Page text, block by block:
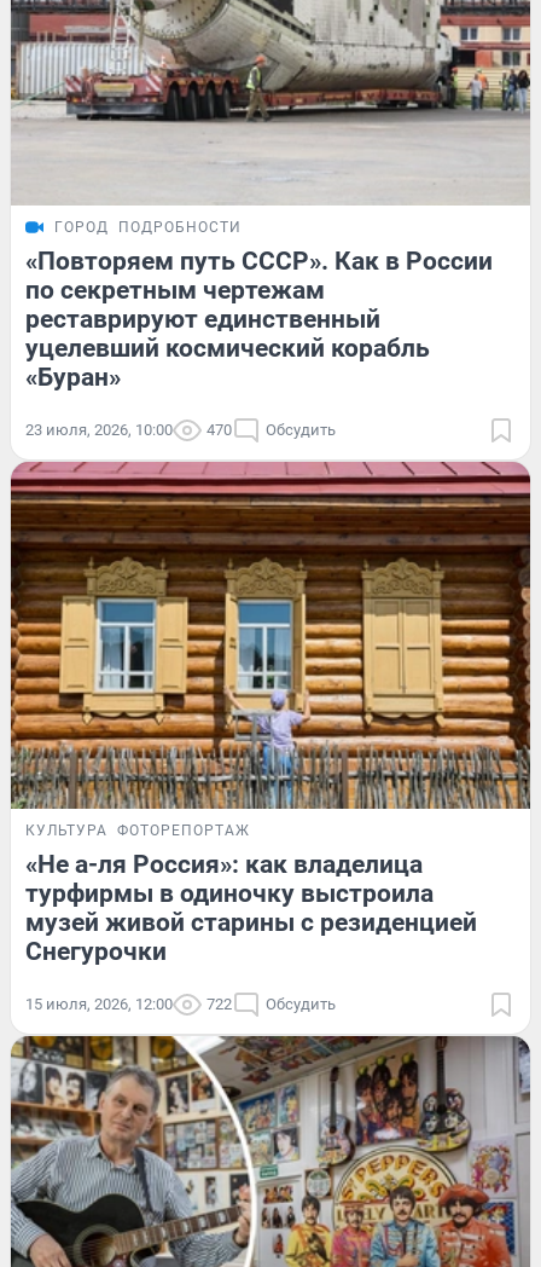
ГОРОД ПОДРОБНОСТИ
«Повторяем путь СССР». Как в России
по секретным чертежам
реставрируют единственный
уцелевший космический корабль
«Буран»
23 июля, 2026, 10:00 470 Обсудить
КУЛЬТУРА ФОТОРЕПОРТАЖ
«Не а-ля Россия»: как владелица
турфирмы в одиночку выстроила
музей живой старины с резиденцией
Снегурочки
15 июля, 2026, 12:00 722 Обсудить